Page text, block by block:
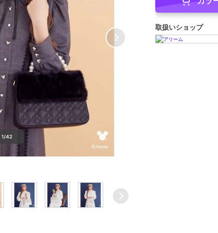
1/42
取扱いショップ